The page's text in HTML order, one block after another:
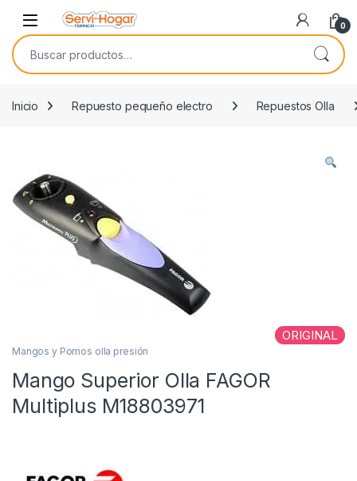
Saltar a navegación
saltar al contenido
Open 0
Buscar por:
Inicio Repuesto pequeño electro Repuestos Olla
ORIGINAL
Mangos y Pomos olla presión
Mango Superior Olla FAGOR
Multiplus M18803971